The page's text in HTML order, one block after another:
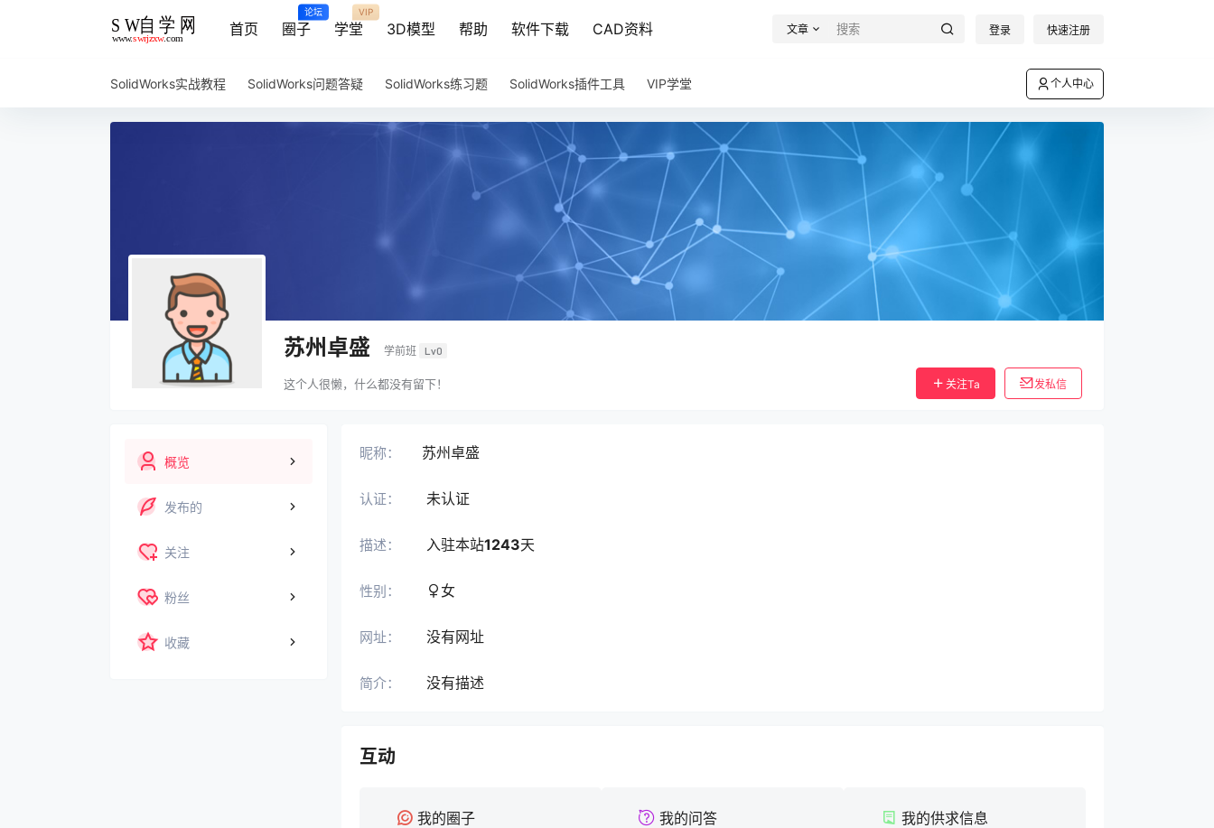
首页 圈子
论坛
学堂
VIP
3D模型 帮助 软件下载 CAD资料 文章 登录 快速注册
SolidWorks实战教程 SolidWorks问题答疑 SolidWorks练习题 SolidWorks插件工具 VIP学堂 个人中心
苏州卓盛 学前班 Lv0
这个人很懒，什么都没有留下！ 关注Ta 发私信
概览
发布的
关注
粉丝
收藏
昵称： 苏州卓盛
认证： 未认证
描述： 入驻本站1243天
性别： 女
网址： 没有网址
简介： 没有描述
互动
我的圈子 我的问答 我的供求信息